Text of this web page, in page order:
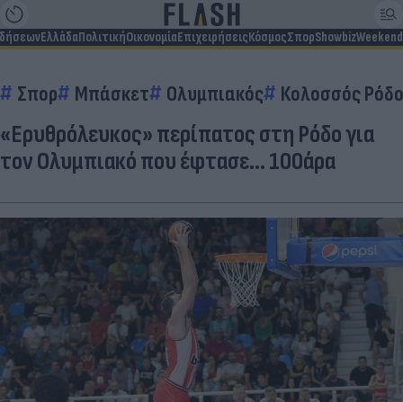
ΕλλάδαΠολιτικήΟικονομίαΕπιχειρήσειςΚόσμοςΣπορShowbizWeekend
Σπορ Μπάσκετ Ολυμπιακός Κολοσσός
«Ερυθρόλευκος» περίπατος στη Ρόδο για
τον Ολυμπιακό που έφτασε... 100άρα